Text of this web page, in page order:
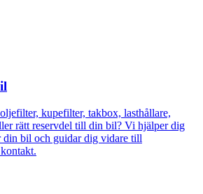
kupefilter, takbox, lasthållare,
rätt reservdel till din bil? Vi hjälper dig
bil och guidar dig vidare till